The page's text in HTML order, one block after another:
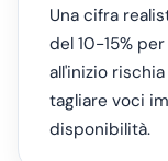
Una cifra
del 10-15%
all'inizio
tagliare voci
disponibilità.